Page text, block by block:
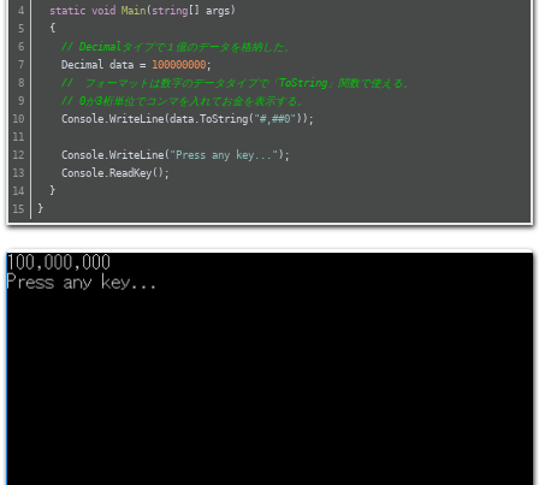
static void Main ( string [] args)
  {
// Decimalタイプで１億のデータを格納した。
    Decimal data =
100000000 ;
//　フォーマットは数字のデータタイプで「ToString」関数で使える。
// 0が3桁単位でコンマを入れてお金を表示する。
    Console.WriteLine(data.ToString(
"#,##0" ));
    Console.WriteLine(
"Press any key..." );
    Console.ReadKey();
  }
}